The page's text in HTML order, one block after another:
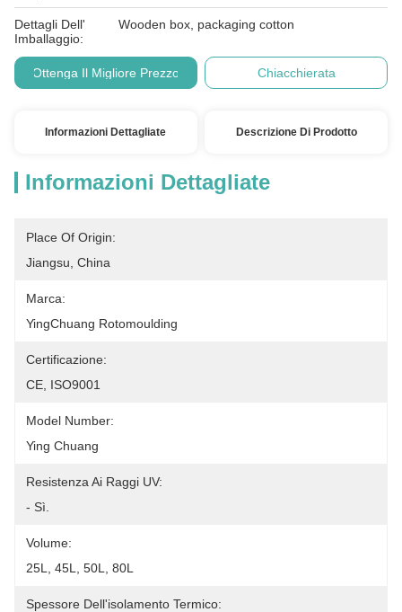
Dettagli Dell'
Imballaggio:
Wooden box, packaging cotton
Ottenga Il Migliore Prezzo Chiacchierata
Informazioni Dettagliate Descrizione Di Prodotto
Informazioni Dettagliate
Place Of Origin:
Jiangsu, China
Marca:
YingChuang Rotomoulding
Certificazione:
CE, ISO9001
Model Number:
Ying Chuang
Resistenza Ai Raggi UV:
- Sì.
Volume:
25L, 45L, 50L, 80L
Spessore Dell'isolamento Termico: